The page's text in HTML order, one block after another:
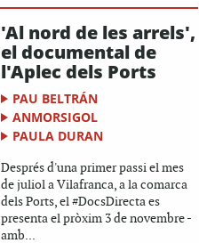
'Al nord de les arrels',
el documental de
l'Aplec dels Ports
PAU BELTRÁN
ANMORSIGOL
PAULA DURAN
Després d'una primer passi el mes
de juliol a Vilafranca, a la comarca
dels Ports, el #DocsDirecta es
presenta el pròxim 3 de novembre -
amb...